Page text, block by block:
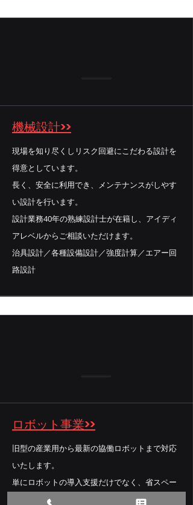
機械設計>>
現場を知り尽くしリスク回避にこだわる設計を
得意としています。
長く、安全に利用でき、メンテナンスがしやす
い設計を行います。
設計業務40年の熟練設計士が在籍し、アイディ
アレベルからご相談いただけます。
治具設計／各種設備設計／強度計算／エアー回
路設計
ロボット事業>>
旧型の産業用から最新の協働ロボットまで対応
いたします。
単にロボットの導入支援だけでなく、省スペー
スや省人化を目的とした付帯設備の改修や新規